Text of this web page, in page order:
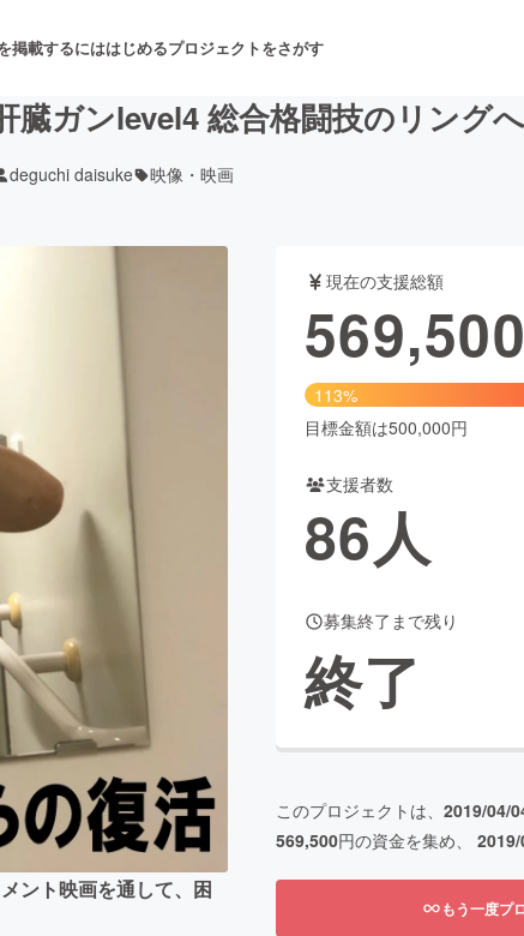
掲載するにははじめるプロジェクトをさがす
舞台・パフォーマンス
発
ビューティー・ヘルスケア
for Social Good
ふるさと納税
ガンlevel4 総合格闘技のリングへ
deguchi daisuke 映像・映画
ント映画を通して、困
現在の支援総額
569,500
113%
目標金額は500,000円
支援者数
86人
募集終了まで残り
終了
このプロジェクトは、 2019/04/
569,500円の資金を集め、 2019/
もう一度プ